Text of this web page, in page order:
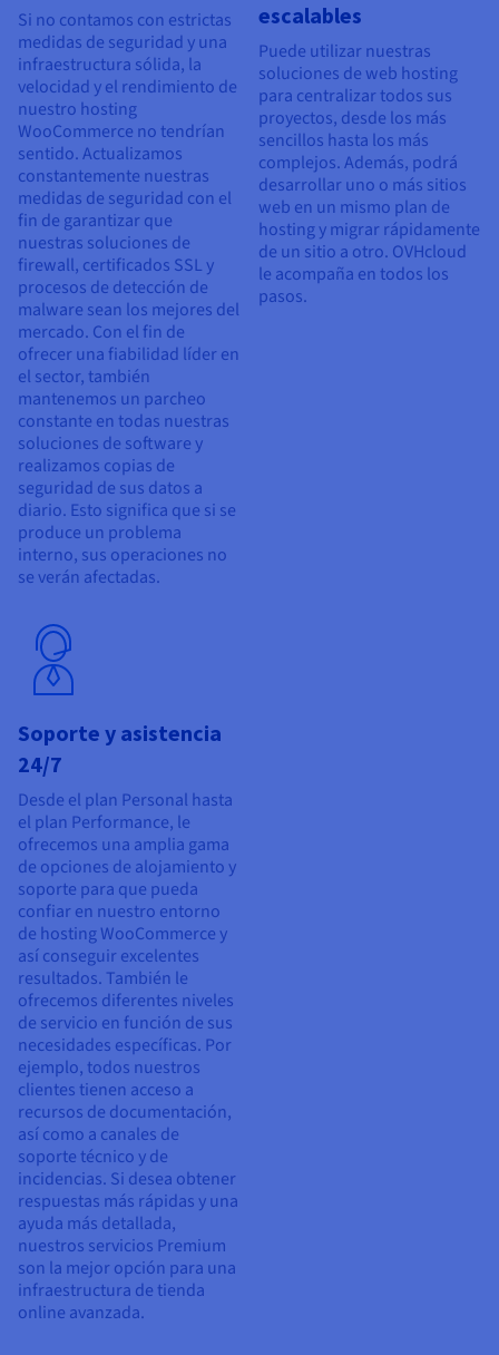
Si no contamos con estrictas
medidas de seguridad y una
infraestructura sólida, la
velocidad y el rendimiento de
nuestro hosting
WooCommerce no tendrían
sentido. Actualizamos
constantemente nuestras
medidas de seguridad con el
fin de garantizar que
nuestras soluciones de
firewall, certificados SSL y
procesos de detección de
malware sean los mejores del
mercado. Con el fin de
ofrecer una fiabilidad líder en
el sector, también
mantenemos un parcheo
constante en todas nuestras
soluciones de software y
realizamos copias de
seguridad de sus datos a
diario. Esto significa que si se
produce un problema
interno, sus operaciones no
se verán afectadas.
escalables
Puede utilizar nuestras
soluciones de web hosting
para centralizar todos sus
proyectos, desde los más
sencillos hasta los más
complejos. Además, podrá
desarrollar uno o más sitios
web en un mismo plan de
hosting y migrar rápidamente
de un sitio a otro. OVHcloud
le acompaña en todos los
pasos.
Soporte y asistencia
24/7
Desde el plan Personal hasta
el plan Performance, le
ofrecemos una amplia gama
de opciones de alojamiento y
soporte para que pueda
confiar en nuestro entorno
de hosting WooCommerce y
así conseguir excelentes
resultados. También le
ofrecemos diferentes niveles
de servicio en función de sus
necesidades específicas. Por
ejemplo, todos nuestros
clientes tienen acceso a
recursos de documentación,
así como a canales de
soporte técnico y de
incidencias. Si desea obtener
respuestas más rápidas y una
ayuda más detallada,
nuestros servicios Premium
son la mejor opción para una
infraestructura de tienda
online avanzada.